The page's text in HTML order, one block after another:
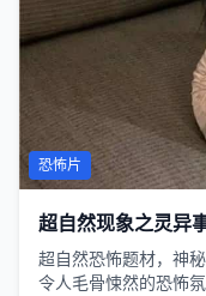
恐怖片
超自然现象之灵异
超自然恐怖题材，神
令人毛骨悚然的恐怖